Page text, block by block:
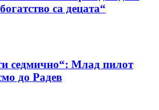
са децата“
седмично“: Млад пилот
до Радев